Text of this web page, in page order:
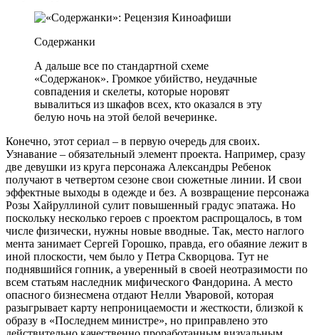
Содержанки
А дальше все по стандартной схеме
«Содержанок». Громкое убийство, неудачные
совпадения и скелеты, которые норовят
вывалиться из шкафов всех, кто оказался в эту
белую ночь на этой белой вечеринке.
Конечно, этот сериал – в первую очередь для своих.
Узнавание – обязательный элемент проекта. Например, сразу
две девушки из круга персонажа Александры Ребенок
получают в четвертом сезоне свои сюжетные линии. И свои
эффектные выходы в одежде и без. А возвращение персонажа
Розы Хайруллиной сулит повышенный градус эпатажа. Но
поскольку несколько героев с проектом распрощалось, в том
числе физически, нужны новые вводные. Так, место наглого
мента занимает Сергей Горошко, правда, его обаяние лежит в
иной плоскости, чем было у Петра Скворцова. Тут не
поднявшийся гопник, а уверенный в своей неотразимости по
всем статьям наследник мифического Фандорина. А место
опасного бизнесмена отдают Нелли Уваровой, которая
разыгрывает карту непроницаемости и жесткости, близкой к
образу в «Последнем министре», но приправлено это